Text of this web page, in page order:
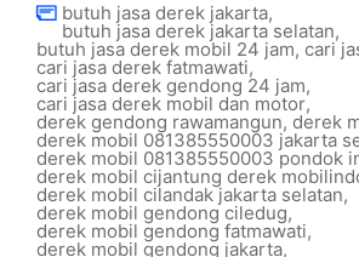
butuh jasa derek jakarta,
butuh jasa derek jakarta selatan,
butuh jasa derek mobil 24 jam, cari
cari jasa derek fatmawati,
cari jasa derek gendong 24 jam,
cari jasa derek mobil dan motor,
derek gendong rawamangun, derek
derek mobil 081385550003 jakarta
derek mobil 081385550003 pondok
derek mobil cijantung derek
derek mobil cilandak jakarta selatan,
derek mobil gendong ciledug,
derek mobil gendong fatmawati,
derek mobil gendong jakarta,